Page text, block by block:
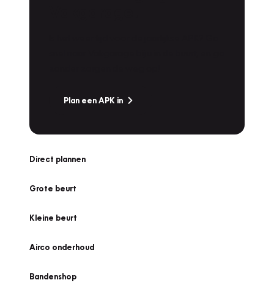
Plan een APK in
Direct plannen
Grote beurt
Kleine beurt
Airco onderhoud
Bandenshop